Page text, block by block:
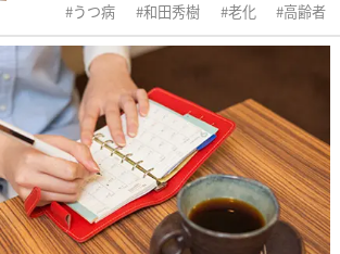
うつ病 和田秀樹 老化 高齢者